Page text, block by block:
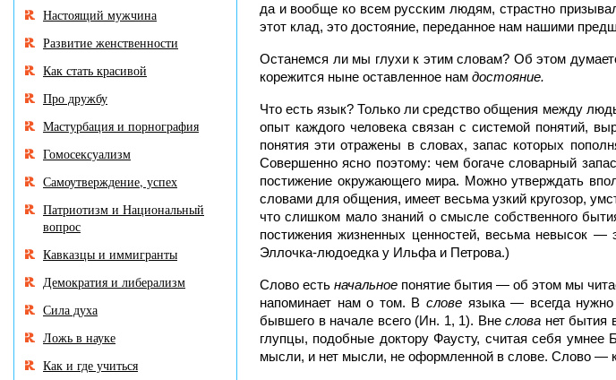
да и вообще ко всем русским людям, страстно
этот клад, это достояние, переданное нам нашими
Останемся ли мы глухи к этим словам? Об этом
корежится ныне оставленное нам достояние.
Что есть язык? Только ли средство общения между
опыт каждого человека связан с системой понятий,
понятия эти отражены в словах, запас которых
Совершенно ясно поэтому: чем богаче словарный
постижение окружающего мира. Можно утверждать
словами для общения, имеет весьма узкий кругозор,
что слишком мало знаний о смысле собственного
постижения жизненных ценностей, весьма невысок —
Эллочка-людоедка у Ильфа и Петрова.)
Слово есть начальное понятие бытия — об этом мы
напоминает нам о том. В слове языка — всегда
бывшего в начале всего (Ин. 1, 1). Вне слова нет бытия
глупцы, подобные доктору Фаусту, считая себя умнее
мысли, и нет мысли, не оформленной в слове. Слово —
Настоящий мужчина
Развитие женственности
Как стать красивой
Про дружбу
Мастурбация и порнография
Гомосексуализм
Самоутверждение, успех
Патриотизм и Национальный
вопрос
Кавказцы и иммигранты
Демократия и либерализм
Сила духа
Ложь в науке
Как и где учиться